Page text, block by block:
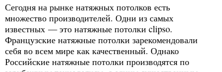
Сегодня на рынке натяжных потолков есть
множество производителей. Одни из самых
известных — это натяжные потолки clipso.
Французские натяжные потолки зарекомендовали
себя во всем мире как качественный. Однако
Российские натяжные потолки производятся по